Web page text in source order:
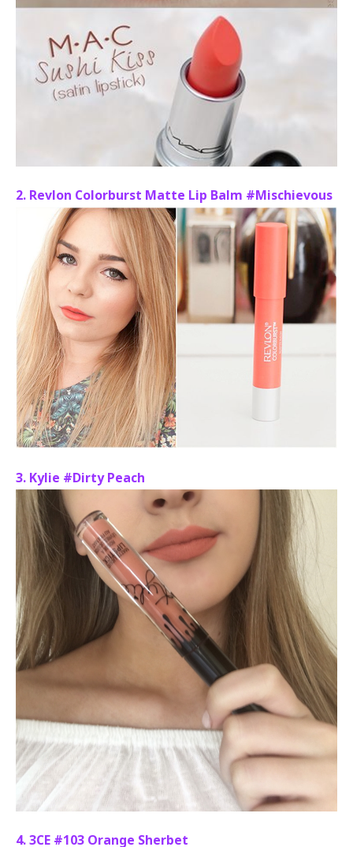
2. Revlon Colorburst Matte Lip Balm #Mischievous
3. Kylie #Dirty Peach
4. 3CE #103 Orange Sherbet